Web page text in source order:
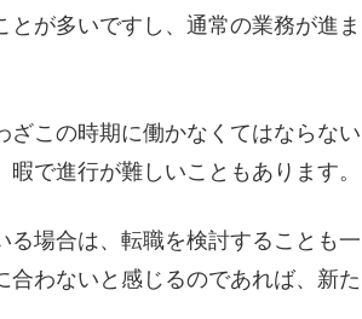
が多いですし、通常の業務が進ま
ざこの時期に働かなくてはならない
で進行が難しいこともあります。
る場合は、転職を検討することも一
わないと感じるのであれば、新た